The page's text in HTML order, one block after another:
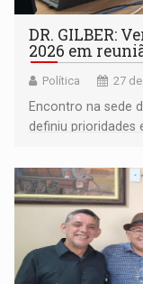
DR. GILBER:
2026 em
Política 27
Encontro na sede
definiu prioridades